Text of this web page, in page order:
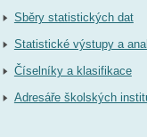
Sběry statistických dat
Statistické výstupy a
Číselníky a klasifikace
Adresáře školských